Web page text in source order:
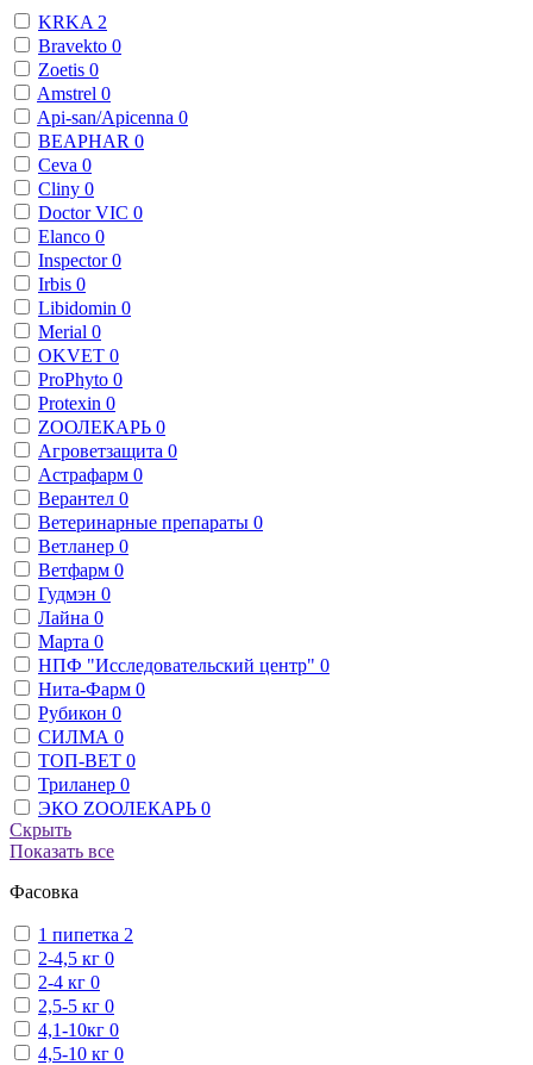
KRKA 2
Bravekto 0
Zoetis 0
Amstrel 0
Api-san/Apicenna 0
BEAPHAR 0
Ceva 0
Cliny 0
Doctor VIC 0
Elanco 0
Inspector0
Irbis 0
Libidomin 0
Merial 0
OKVET 0
ProPhyto 0
Protexin 0
ZООЛЕКАРЬ 0
Агроветзащита 0
Астрафарм 0
Верантел 0
Ветеринарные препараты 0
Ветланер 0
Ветфарм 0
Гудмэн 0
Лайна 0
Марта 0
НПФ "Исследовательский центр" 0
Нита-Фарм 0
Рубикон 0
СИЛМА 0
ТОП-ВЕТ 0
Триланер 0
ЭКО ZООЛЕКАРЬ 0
Скрыть
Показать все
Фасовка
1 пипетка 2
2-4,5 кг 0
2-4 кг 0
2,5-5 кг 0
4,1-10кг 0
4,5-10 кг 0